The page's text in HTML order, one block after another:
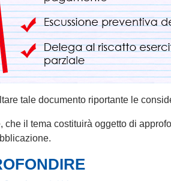
tale documento riportante le
che il tema costituirà oggetto di